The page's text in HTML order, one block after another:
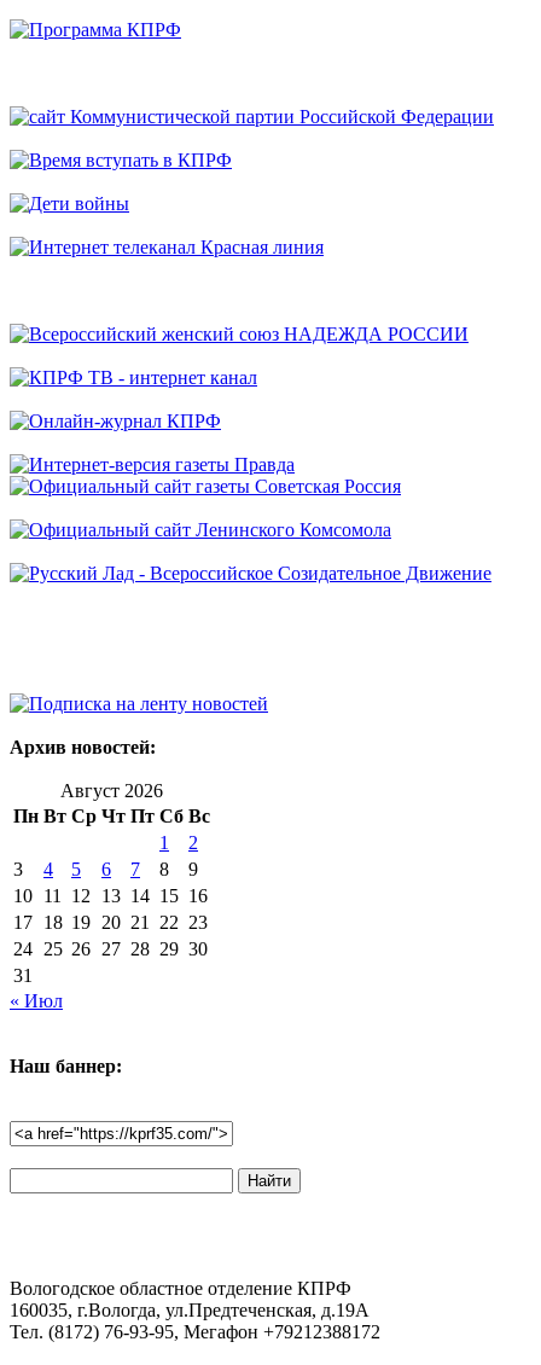
Архив новостей:
Август 2026
Пн Вт Ср Чт Пт Сб Вс
1
2
3
4 5 6 7 8
9
10 11 12 13 14 15 16
17 18 19 20 21 22 23
24 25 26 27 28 29 30
31
« Июл
Наш баннер:
по
Вологодское областное отделение КПРФ
160035, г.Вологда, ул.Предтеченская, д.19А
Тел. (8172) 76-93-95, Мегафон +79212388172